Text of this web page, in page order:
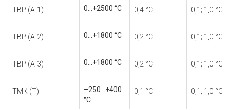
TВР (А-1) 0...+2500 °С 0,4 °С 0,1; 1,0 °С
ТВР (А-2) 0...+1800 °С 0,2 °С 0,1; 1,0 °С
ТВР (А-3) 0...+1800 °С 0,2 °С 0,1; 1,0 °С
ТМК (Т)
–250...+400
°С
0,1 °С 0,1; 1,0 °С